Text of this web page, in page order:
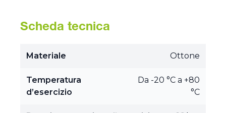
Scheda tecnica
Materiale Ottone
Temperatura
d’esercizio
Da -20 °C a +80
°C